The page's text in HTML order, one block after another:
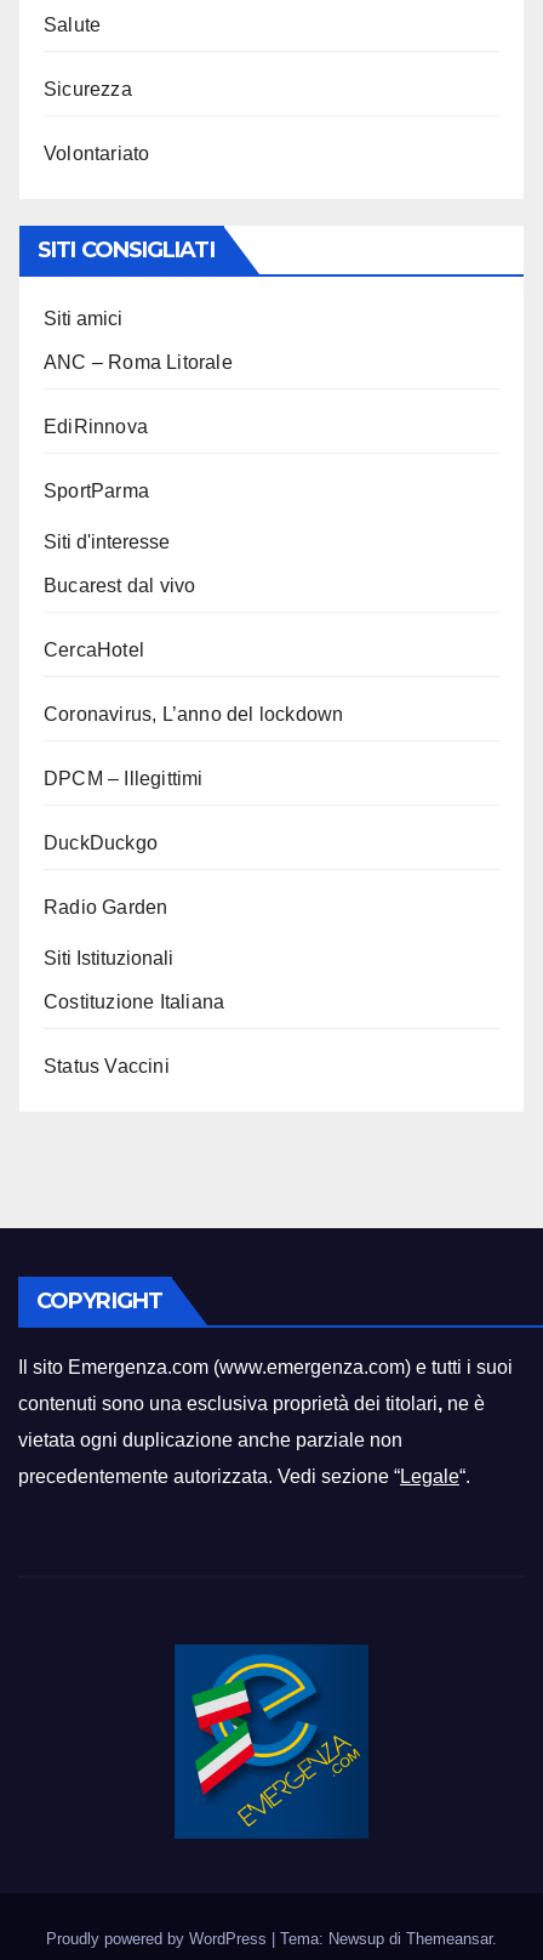
Salute
Sicurezza
Volontariato
SITI CONSIGLIATI
Siti amici
ANC – Roma Litorale
EdiRinnova
SportParma
Siti d'interesse
Bucarest dal vivo
CercaHotel
Coronavirus, L’anno del lockdown
DPCM – Illegittimi
DuckDuckgo
Radio Garden
Siti Istituzionali
Costituzione Italiana
Status Vaccini
COPYRIGHT
Il sito Emergenza.com (www.emergenza.com) e tutti i suoi
contenuti sono una esclusiva proprietà dei titolari, ne è
vietata ogni duplicazione anche parziale non
precedentemente autorizzata. Vedi sezione “Legale“.
Proudly powered by WordPress Tema: Newsup di Themeansar.